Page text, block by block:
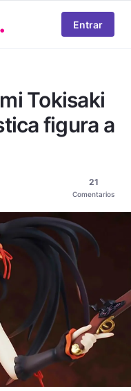
Entrar
Tokisaki
figura a
21
Comentarios